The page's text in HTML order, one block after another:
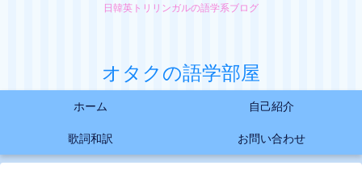
日韓英トリリンガルの語学系ブログ
オタクの語学部屋
ホーム 自己紹介
歌詞和訳 お問い合わせ